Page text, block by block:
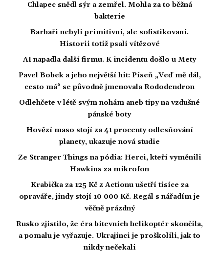
Chlapec snědl sýr a zemřel. Mohla za to běžná
bakterie
Barbaři nebyli primitivní, ale sofistikovaní.
Historii totiž psali vítězové
AI napadla další firmu. K incidentu došlo u Mety
Pavel Bobek a jeho největší hit: Píseň „Veď mě dál,
cesto má“ se původně jmenovala Rododendron
Odlehčete v létě svým nohám aneb tipy na vzdušné
pánské boty
Hovězí maso stojí za 41 procenty odlesňování
planety, ukazuje nová studie
Ze Stranger Things na pódia: Herci, kteří vyměnili
Hawkins za mikrofon
Krabička za 125 Kč z Actionu ušetří tisíce za
opraváře, jindy stojí 10 000 Kč. Regál s nářadím je
věčně prázdný
Rusko zjistilo, že éra bitevních helikoptér skončila,
a pomalu je vyřazuje. Ukrajinci je proškolili, jak to
nikdy nečekali